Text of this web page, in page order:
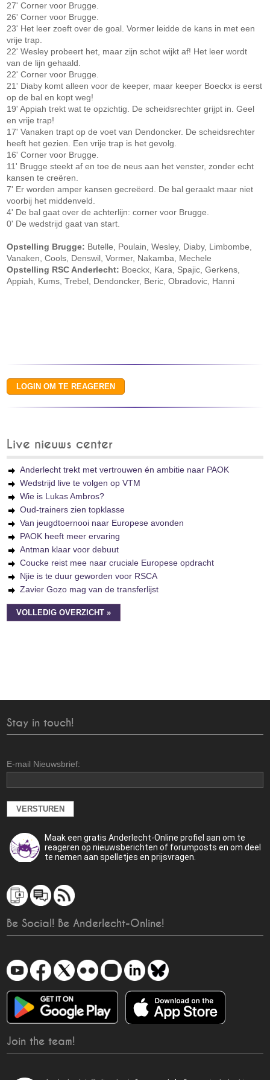
27' Corner voor Brugge.
26' Corner voor Brugge.
23' Het leer zoeft over de goal. Vormer leidde de kans in met een
vrije trap.
22' Wesley probeert het, maar zijn schot wijkt af! Het leer wordt
van de lijn gehaald.
22' Corner voor Brugge.
21' Diaby komt alleen voor de keeper, maar keeper Boeckx is eerst
op de bal en kopt weg!
19' Appiah trekt wat te opzichtig. De scheidsrechter grijpt in. Geel
en vrije trap!
17' Vanaken trapt op de voet van Dendoncker. De scheidsrechter
heeft het gezien. Een vrije trap is het gevolg.
16' Corner voor Brugge.
11' Brugge steekt af en toe de neus aan het venster, zonder echt
kansen te creëren.
7' Er worden amper kansen gecreëerd. De bal geraakt maar niet
voorbij het middenveld.
4' De bal gaat over de achterlijn: corner voor Brugge.
0' De wedstrijd gaat van start.
Opstelling Brugge: Butelle, Poulain, Wesley, Diaby, Limbombe,
Vanaken, Cools, Denswil, Vormer, Nakamba, Mechele
Opstelling RSC Anderlecht: Boeckx, Kara, Spajic, Gerkens,
Appiah, Kums, Trebel, Dendoncker, Beric, Obradovic, Hanni
Live nieuws center
Anderlecht trekt met vertrouwen én ambitie naar PAOK
Wedstrijd live te volgen op VTM
Wie is Lukas Ambros?
Oud-trainers zien topklasse
Van jeugdtoernooi naar Europese avonden
PAOK heeft meer ervaring
Antman klaar voor debuut
Coucke reist mee naar cruciale Europese opdracht
Njie is te duur geworden voor RSCA
Zavier Gozo mag van de transferlijst
VOLLEDIG OVERZICHT »
Stay in touch!
E-mail Nieuwsbrief:
Maak een gratis Anderlecht-Online profiel aan om te
reageren op nieuwsberichten of forumposts en om deel
te nemen aan spelletjes en prijsvragen.
Be Social! Be Anderlecht-Online!
Join the team!